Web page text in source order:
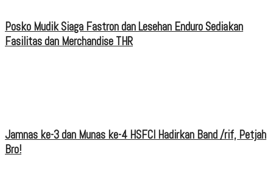
Posko Mudik Siaga Fastron dan Lesehan Enduro Sediakan
Fasilitas dan Merchandise THR
Jamnas ke-3 dan Munas ke-4 HSFCI Hadirkan Band /rif, Petjah
Bro!